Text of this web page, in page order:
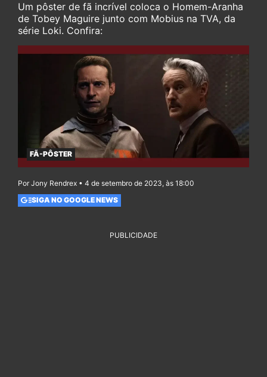
Um pôster de fã incrível coloca o Homem-Aranha
de Tobey Maguire junto com Mobius na TVA, da
série Loki. Confira:
FÃ-PÔSTER
Por Jony Rendrex • 4 de setembro de 2023, às 18:00
SIGA NO GOOGLE NEWS
PUBLICIDADE